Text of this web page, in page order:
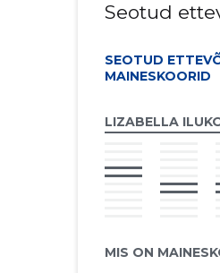
Seotud
SEOTUD
MAINESKOORID
LIZABELLA
MIS ON